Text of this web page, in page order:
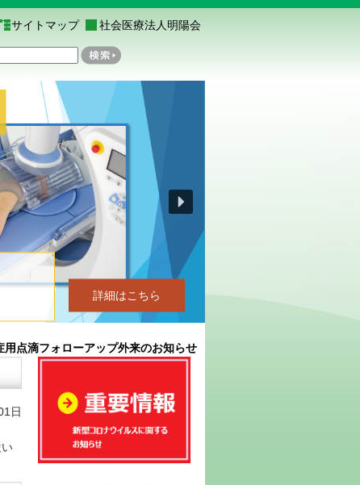
サイトマップ 社会医療法人明陽会
詳細はこちら
用点滴フォローアップ外来のお知らせ
日